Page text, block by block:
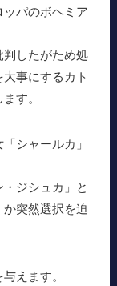
パのボヘミア
判したがため処
事にするカト
す。
シャールカ」
ジシュカ」と
突然選択を迫
えます。